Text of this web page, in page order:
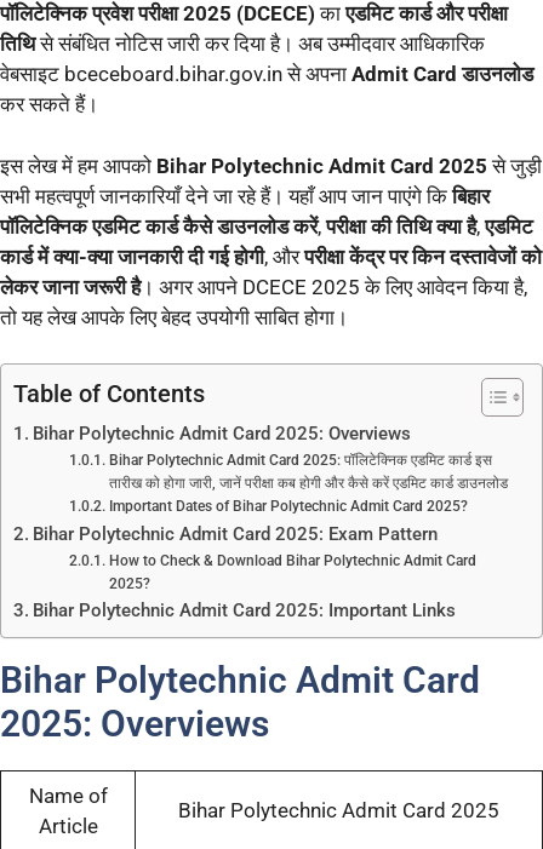
पॉलिटेक्निक प्रवेश परीक्षा 2025 (DCECE) काएडमिट कार्ड और परीक्षा
तिथिसे संबंधित नोटिस जारी कर दिया है। अब उम्मीदवार आधिकारिक
वेबसाइट bceceboard.bihar.gov.in से अपना Admit Card डाउनलोड
कर सकते हैं।
इस लेख में हम आपको Bihar Polytechnic Admit Card 2025 से जुड़ी
सभी महत्वपूर्ण जानकारियाँ देने जा रहे हैं। यहाँ आप जान पाएंगे किबिहार
पॉलिटेक्निक एडमिट कार्ड कैसे डाउनलोड करें,परीक्षा की तिथि क्या है,एडमिट
कार्ड में क्या-क्या जानकारी दी गई होगी, औरपरीक्षा केंद्र पर किन दस्तावेजों को
लेकर जाना जरूरी है। अगर आपने DCECE 2025 के लिए आवेदन किया है,
तो यह लेख आपके लिए बेहद उपयोगी साबित होगा।
Table of Contents
Bihar Polytechnic Admit Card 2025: Overviews
Bihar Polytechnic Admit Card 2025: पॉलिटेक्निक एडमिट कार्ड इस
तारीख को होगा जारी, जानें परीक्षा कब होगी और कैसे करें एडमिट कार्ड डाउनलोड
Important Dates of Bihar Polytechnic Admit Card 2025?
Bihar Polytechnic Admit Card 2025: Exam Pattern
How to Check & Download Bihar Polytechnic Admit Card
2025?
Bihar Polytechnic Admit Card 2025: Important Links
Bihar Polytechnic Admit Card
2025: Overviews
Name of
Article
Bihar Polytechnic Admit Card 2025